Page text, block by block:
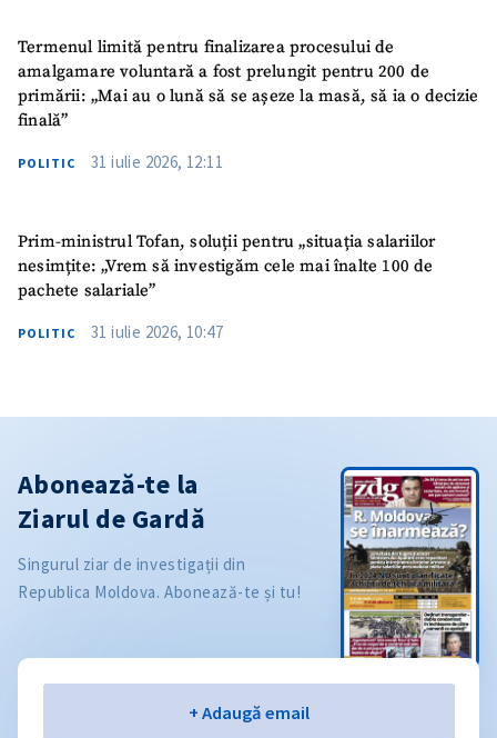
Termenul limită pentru finalizarea procesului de
amalgamare voluntară a fost prelungit pentru 200 de
primării: „Mai au o lună să se așeze la masă, să ia o decizie
finală”
POLITIC 31 iulie 2026, 12:11
Prim-ministrul Tofan, soluții pentru „situația salariilor
nesimțite: „Vrem să investigăm cele mai înalte 100 de
pachete salariale”
POLITIC 31 iulie 2026, 10:47
Abonează-te la
Ziarul de Gardă
Singurul ziar de investigații din
Republica Moldova. Abonează-te și tu!
+ Adaugă email